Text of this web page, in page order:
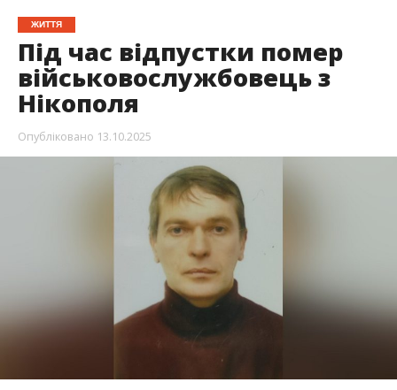
ЖИТТЯ
Під час відпустки помер
військовослужбовець з
Нікополя
Опубліковано 13.10.2025